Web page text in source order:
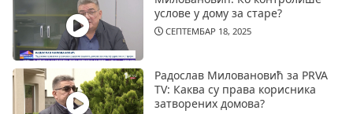
услове у дому за старе?
СЕПТЕМБАР 18, 2025
Радослав Миловановић за PRVA
TV: Каква су права корисника
затворених домова?